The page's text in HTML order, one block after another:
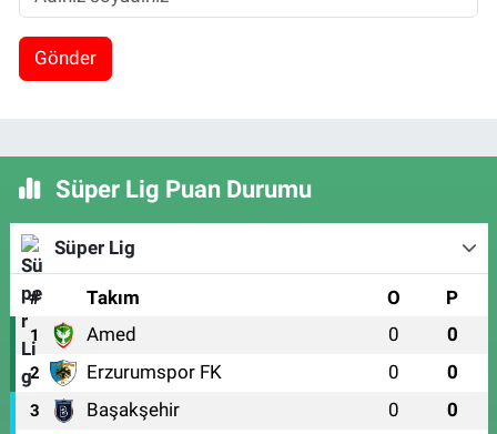
Gönder
Süper Lig Puan Durumu
Süper Lig
# Takım O P
1 Amed 0 0
2 Erzurumspor FK 0 0
3 Başakşehir 0 0